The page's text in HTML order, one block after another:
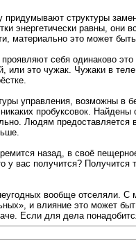
придумывают структуры
энергетически равны,
материально это может
себя одинаково
или это чужак. Чужаки в
управления, возможны в
пробуксовок.
Людям
назад, в своё
у вас получится?
вообще отселяли.
и влияние это может
Если для дела